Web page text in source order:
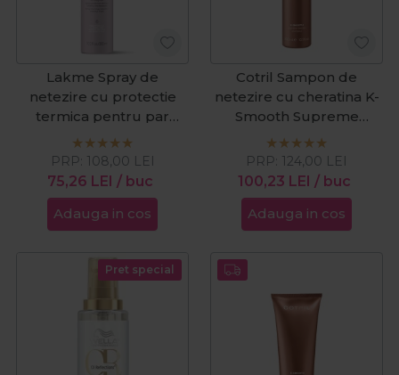
Lakme Spray de
netezire cu protectie
termica pentru par
Teknia Frizz Control
300ml
75,26 LEI / buc
PRP: 108,00 LEI
Adauga in cos
Cotril Sampon de
netezire cu cheratina K-
Smooth Supreme
Keratin 300ml
100,23 LEI / buc
PRP: 124,00 LEI
Adauga in cos
Pret special